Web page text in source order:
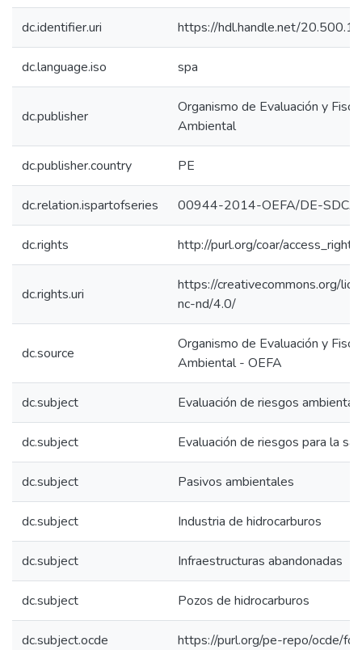
dc.identifier.uri https://hdl.handle.net/
dc.language.iso spa
dc.publisher
Organismo de Evaluación y
Ambiental
dc.publisher.country PE
dc.relation.ispartofseries 00944-2014-OEFA/DE-SDCA;
dc.rights http://purl.org/coar/access_right/
dc.rights.uri
https://creativecommons.org/
nc-nd/4.0/
dc.source
Organismo de Evaluación y
Ambiental - OEFA
dc.subject Evaluación de riesgos
dc.subject Evaluación de riesgos para la
dc.subject Pasivos ambientales
dc.subject Industria de hidrocarburos
dc.subject Infraestructuras abandonadas
dc.subject Pozos de hidrocarburos
dc.subject.ocde https://purl.org/pe-repo/ocde/